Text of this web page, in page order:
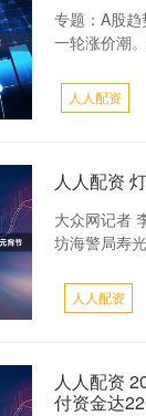
专题：A股
一轮涨价潮
人人配资
人人配资
大众网记者
坊海警局寿
人人配资
人人配资
付资金达